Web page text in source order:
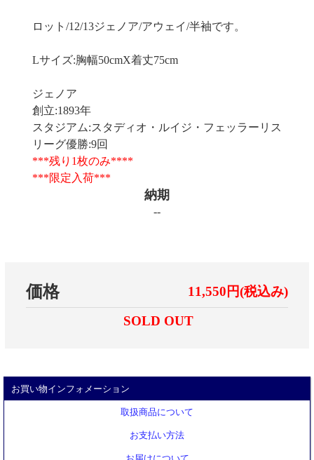
ロット/12/13ジェノア/アウェイ/半袖です。
Lサイズ:胸幅50cmX着丈75cm
ジェノア
創立:1893年
スタジアム:スタディオ・ルイジ・フェッラーリス
リーグ優勝:9回
***残り1枚のみ****
***限定入荷***
納期
--
価格
11,550円(税込み)
SOLD OUT
お買い物インフォメーション
取扱商品について
お支払い方法